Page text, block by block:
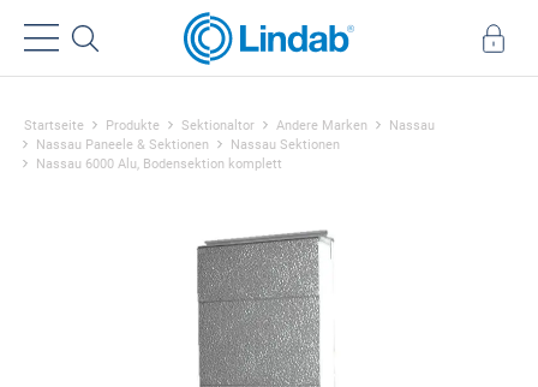
Startseite Produkte Sektionaltor Andere Marken
Nassau
Nassau Paneele & Sektionen
Nassau Sektionen
Nassau 6000 Alu, Bodensektion komplett